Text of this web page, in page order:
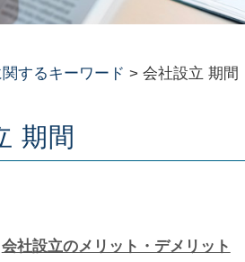
するキーワード > 会社設立 期間
期間
会社設立のメリット・デメリット